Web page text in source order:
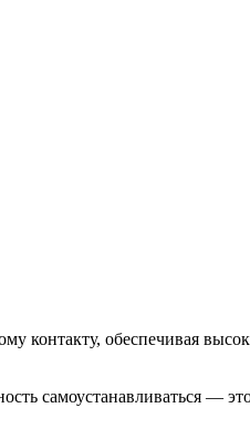
контакту, обеспечивая
самоустанавливаться —